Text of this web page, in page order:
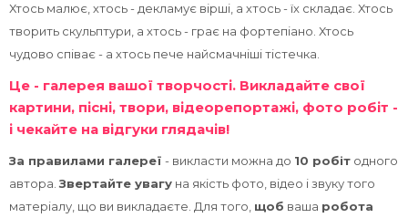
курсів
Хтось малює, хтось - декламує вірші, а хтось - їх складає. Хтось
творить скульптури, а хтось - грає на фортепіано. Хтось
чудово співає - а хтось пече найсмачніші тістечка.
Це - галерея вашої творчості. Викладайте свої
картини, пісні, твори, відеорепортажі, фото робіт -
і чекайте на відгуки глядачів!
За правилами галереї - викласти можна до 10 робіт одного
автора. Звертайте увагу на якість фото, відео і звуку того
матеріалу, що ви викладаєте. Для того, щоб ваша робота